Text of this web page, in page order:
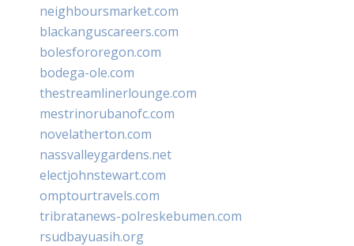
neighboursmarket.com
blackanguscareers.com
bolesfororegon.com
bodega-ole.com
thestreamlinerlounge.com
mestrinorubanofc.com
novelatherton.com
nassvalleygardens.net
electjohnstewart.com
omptourtravels.com
tribratanews-polreskebumen.com
rsudbayuasih.org